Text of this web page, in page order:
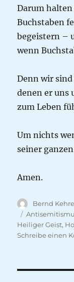
Darum
Buchstaben
begeistern –
wenn
Denn wir
denen er uns
zum Leben
Um nichts
seiner
Amen.
Autor
Bernd
Schlagwörter
Heiliger Geist,
Schreibe einen